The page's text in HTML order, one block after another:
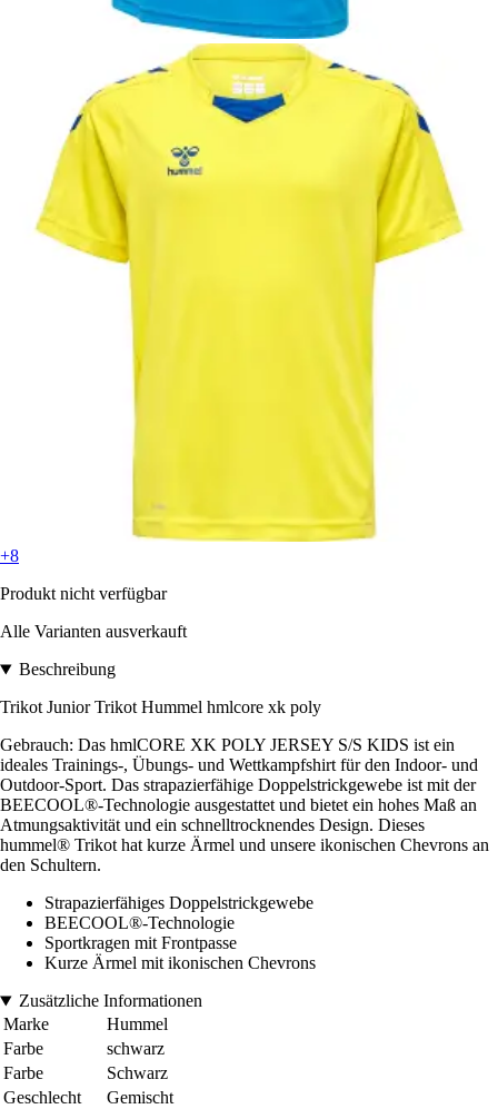
+8
Produkt nicht verfügbar
Alle Varianten ausverkauft
Beschreibung
Trikot Junior Trikot Hummel hmlcore xk poly
Gebrauch: Das hmlCORE XK POLY JERSEY S/S KIDS ist ein
ideales Trainings-, Übungs- und Wettkampfshirt für den Indoor- und
Outdoor-Sport. Das strapazierfähige Doppelstrickgewebe ist mit der
BEECOOL®-Technologie ausgestattet und bietet ein hohes Maß an
Atmungsaktivität und ein schnelltrocknendes Design. Dieses
hummel® Trikot hat kurze Ärmel und unsere ikonischen Chevrons an
den Schultern.
Strapazierfähiges Doppelstrickgewebe
BEECOOL®-Technologie
Sportkragen mit Frontpasse
Kurze Ärmel mit ikonischen Chevrons
Zusätzliche Informationen
Marke
Hummel
Farbe
schwarz
Farbe
Schwarz
Geschlecht
Gemischt